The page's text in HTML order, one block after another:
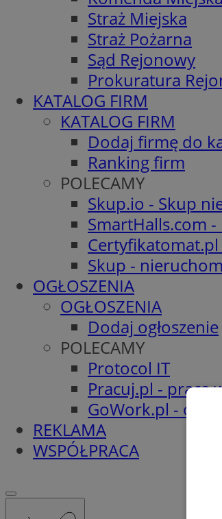
Straż Miejska
Straż Pożarna
Sąd Rejonowy
Prokuratura
KATALOG FIRM
KATALOG FIRM
Dodaj firmę do
Ranking firm
POLECAMY
Skup.io - Skup
SmartHalls.com
Skup -
OGŁOSZENIA
OGŁOSZENIA
Dodaj ogłoszenie
POLECAMY
Protocol IT
Pracuj.pl - praca
GoWork.pl -
REKLAMA
WSPÓŁPRACA